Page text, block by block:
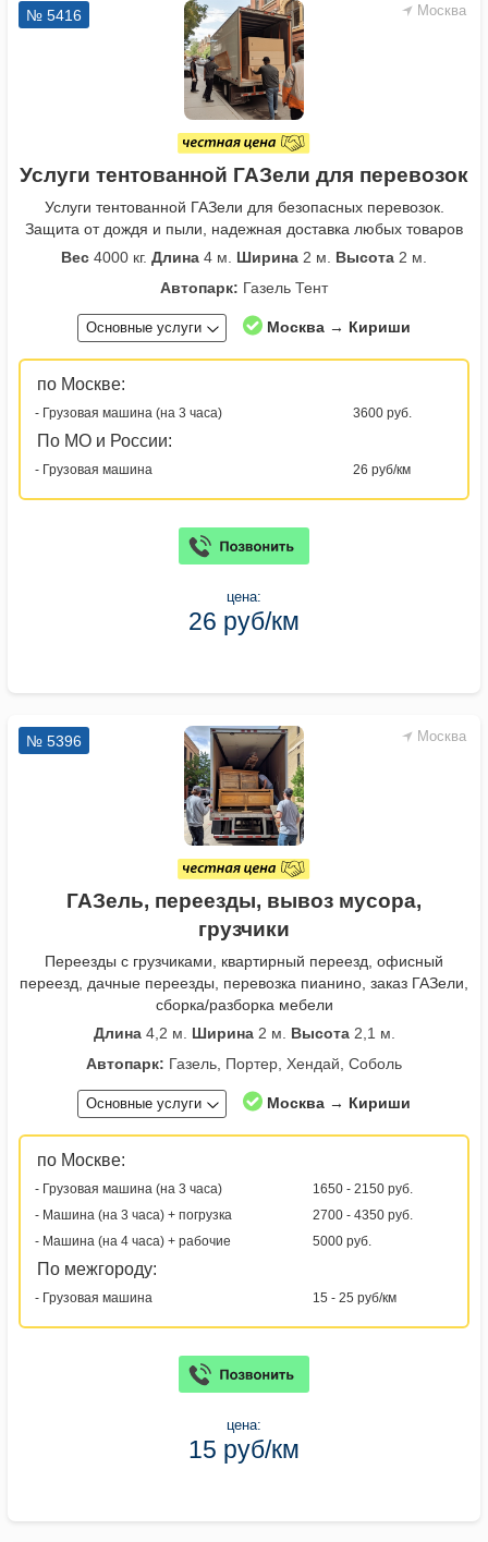
Москва
№ 5416
Услуги тентованной ГАЗели для перевозок
Услуги тентованной ГАЗели для безопасных перевозок.
Защита от дождя и пыли, надежная доставка любых товаров
Вес 4000 кг. Длина 4 м. Ширина 2 м. Высота 2 м.
Автопарк: Газель Тент
Основные услуги Москва → Кириши
по Москве:
- Грузовая машина (на 3 часа) 3600 руб.
По МО и России:
- Грузовая машина 26 руб/км
цена:
26 руб/км
Москва
№ 5396
ГАЗель, переезды, вывоз мусора,
грузчики
Переезды с грузчиками, квартирный переезд, офисный
переезд, дачные переезды, перевозка пианино, заказ ГАЗели,
сборка/разборка мебели
Длина4,2 м. Ширина2 м. Высота2,1 м.
Автопарк: Газель, Портер, Хендай, Соболь
Основные услуги Москва → Кириши
по Москве:
- Грузовая машина (на 3 часа)
1650 - 2150 руб.
- Машина (на 3 часа) + погрузка
2700 - 4350 руб.
- Машина (на 4 часа) + рабочие
5000 руб.
По межгороду:
- Грузовая машина 15 - 25 руб/км
цена:
15 руб/км